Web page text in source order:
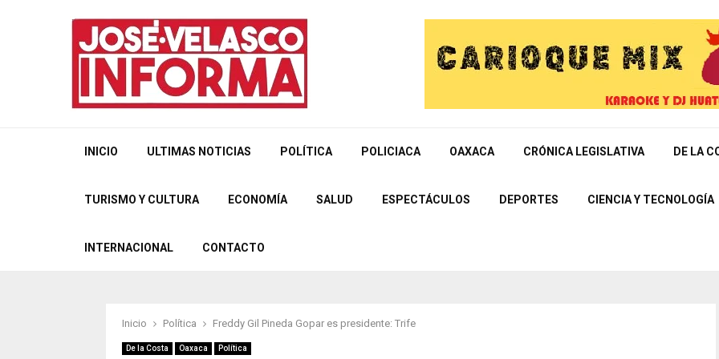
INICIO ULTIMAS NOTICIAS POLÍTICA POLICIACA OAXACA CRÓNICA LEGISLATIVA DE LA
TURISMO Y CULTURA ECONOMÍA SALUD ESPECTÁCULOS DEPORTES CIENCIA Y TECNOLOGÍA
INTERNACIONAL CONTACTO
Inicio Política Freddy Gil Pineda Gopar es presidente: Trife
De la Costa Oaxaca Política